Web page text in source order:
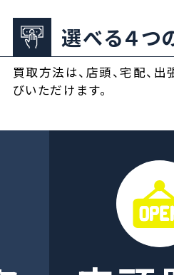
選べる４つ
買取方法は、店頭、宅配、出
びいただけます。